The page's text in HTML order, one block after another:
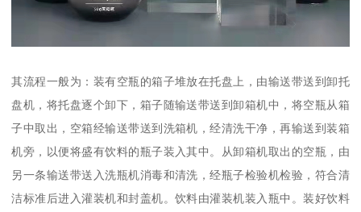
其流程一般为：装有空瓶的箱子堆放在托盘上，由输送带送到卸托
盘机，将托盘逐个卸下，箱子随输送带送到卸箱机中，将空瓶从箱
子中取出，空箱经输送带送到洗箱机，经清洗干净，再输送到装箱
机旁，以便将盛有饮料的瓶子装入其中。从卸箱机取出的空瓶，由
另一条输送带送入洗瓶机消毒和清洗，经瓶子检验机检验，符合清
洁标准后进入灌装机和封盖机。饮料由灌装机装入瓶中。装好饮料